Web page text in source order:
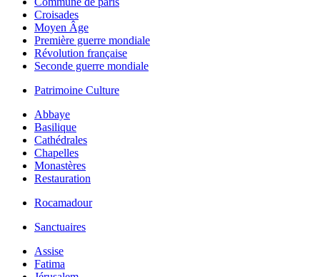
Croisades
Moyen Âge
Première guerre mondiale
Révolution française
Seconde guerre mondiale
Patrimoine Culture
Abbaye
Basilique
Cathédrales
Chapelles
Monastères
Restauration
Rocamadour
Sanctuaires
Assise
Fatima